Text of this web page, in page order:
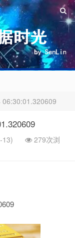
06:30:01.320609
13)
279次浏